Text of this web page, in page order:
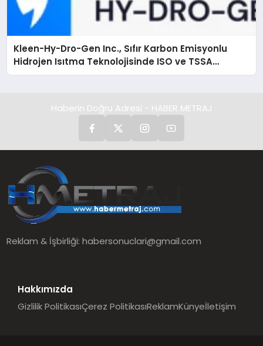
Kleen-Hy-Dro-Gen Inc., Sıfır Karbon Emisyonlu
Hidrojen Isıtma Teknolojisinde ISO ve TSSA
Düzenleyici Onaylarını Aldı
Haberin Doğru Adresi - HABER METRAJ
Reklam & İşbirliği:habersonuclari@gmail.com
Hakkımızda
Gizlilik PolitikasıÇerez PolitikasıReklamKünyeİletişim